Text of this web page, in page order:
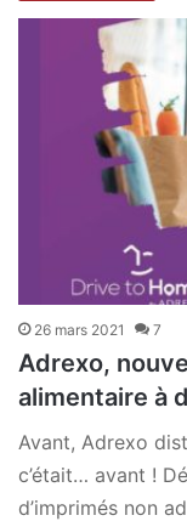
26 mars 2021 7
Adrexo,
alimentaire à
Avant, Adrexo
c’était… avant !
d’imprimés non